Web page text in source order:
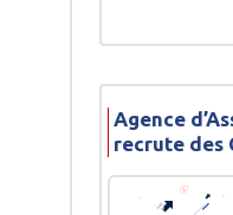
Agence
recrute des